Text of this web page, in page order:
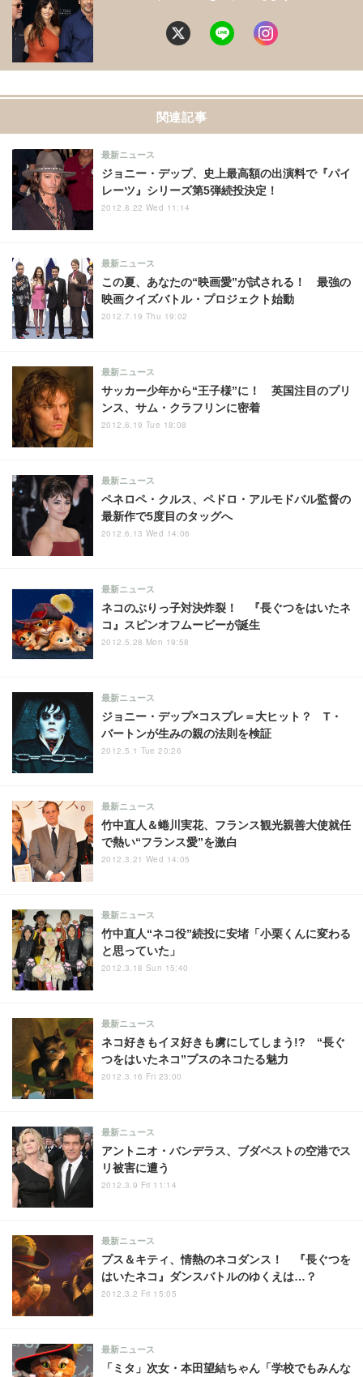
関連記事
ジョニー・デップ、史上最高額の出演料で『パイ
レーツ』シリーズ第5弾続投決定！
最新ニュース
2012.8.22 Wed 11:14
この夏、あなたの“映画愛”が試される！ 最強の
映画クイズバトル・プロジェクト始動
最新ニュース
2012.7.19 Thu 19:02
サッカー少年から“王子様”に！ 英国注目のプリ
ンス、サム・クラフリンに密着
最新ニュース
2012.6.19 Tue 18:08
ペネロペ・クルス、ペドロ・アルモドバル監督の
最新作で5度目のタッグへ
最新ニュース
2012.6.13 Wed 14:06
ネコのぶりっ子対決炸裂！ 『長ぐつをはいたネ
コ』スピンオフムービーが誕生
最新ニュース
2012.5.28 Mon 19:58
ジョニー・デップ×コスプレ＝大ヒット？ T・
バートンが生みの親の法則を検証
最新ニュース
2012.5.1 Tue 20:26
竹中直人＆蜷川実花、フランス観光親善大使就任
で熱い“フランス愛”を激白
最新ニュース
2012.3.21 Wed 14:05
竹中直人“ネコ役”続投に安堵「小栗くんに変わる
と思っていた」
最新ニュース
2012.3.18 Sun 15:40
ネコ好きもイヌ好きも虜にしてしまう!? “長ぐ
つをはいたネコ”プスのネコたる魅力
最新ニュース
2012.3.16 Fri 23:00
アントニオ・バンデラス、ブダペストの空港でス
リ被害に遭う
最新ニュース
2012.3.9 Fri 11:14
プス＆キティ、情熱のネコダンス！ 『長ぐつを
はいたネコ』ダンスバトルのゆくえは…？
最新ニュース
2012.3.2 Fri 15:05
「ミタ」次女・本田望結ちゃん「学校でもみんな
最新ニュース